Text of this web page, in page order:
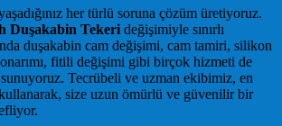
her türlü soruna çözüm üretiyoruz.
Duşakabin Tekeri değişimiyle sınırlı
duşakabin cam değişimi, cam tamiri, silikon
fitili değişimi gibi birçok hizmeti de
Tecrübeli ve uzman ekibimiz, en
size uzun ömürlü ve güvenilir bir